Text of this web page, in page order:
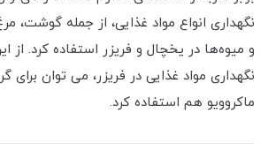
نگهداری انواع مواد غذایی، از جمله گوشت،
و میوه‌ها در یخچال و فریزر استفاده کرد. از
نگهداری مواد غذایی در فریزر، می توان برای
ماکروویو هم استفاده کرد.